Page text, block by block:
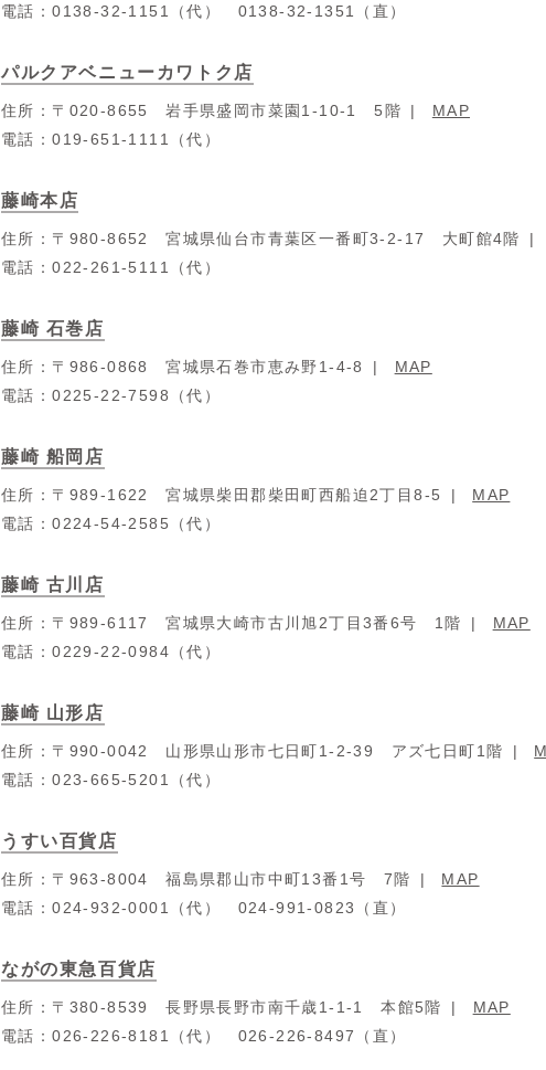
電話：0138-32-1151（代） 0138-32-1351（直）
パルクアベニューカワトク店
住所： 〒020-8655 岩手県盛岡市菜園1-10-1 5階
MAP
電話：019-651-1111（代）
藤崎本店
住所： 〒980-8652 宮城県仙台市青葉区一番町3-2-17 大町館4階
電話：022-261-5111（代）
藤崎 石巻店
住所： 〒986-0868 宮城県石巻市恵み野1-4-8
MAP
電話：0225-22-7598（代）
藤崎 船岡店
住所： 〒989-1622 宮城県柴田郡柴田町西船迫2丁目8-5
MAP
電話：0224-54-2585（代）
藤崎 古川店
住所： 〒989-6117 宮城県大崎市古川旭2丁目3番6号 1階
MAP
電話：0229-22-0984（代）
藤崎 山形店
住所： 〒990-0042 山形県山形市七日町1-2-39 アズ七日町1階
電話：023-665-5201（代）
うすい百貨店
住所： 〒963-8004 福島県郡山市中町13番1号 7階
MAP
電話：024-932-0001（代） 024-991-0823（直）
ながの東急百貨店
住所： 〒380-8539 長野県長野市南千歳1-1-1 本館5階
MAP
電話：026-226-8181（代） 026-226-8497（直）